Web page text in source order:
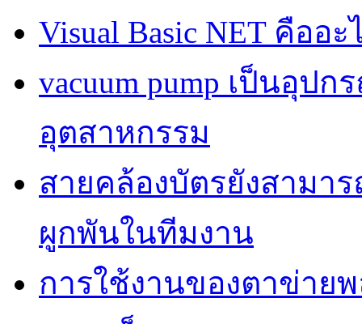
Visual Basic NET คืออะ
vacuum pump เป็นอุ
อุตสาหกรรม
สายคล้องบัตรยังสามา
ผูกพันในทีมงาน
การใช้งานของตาข่าย